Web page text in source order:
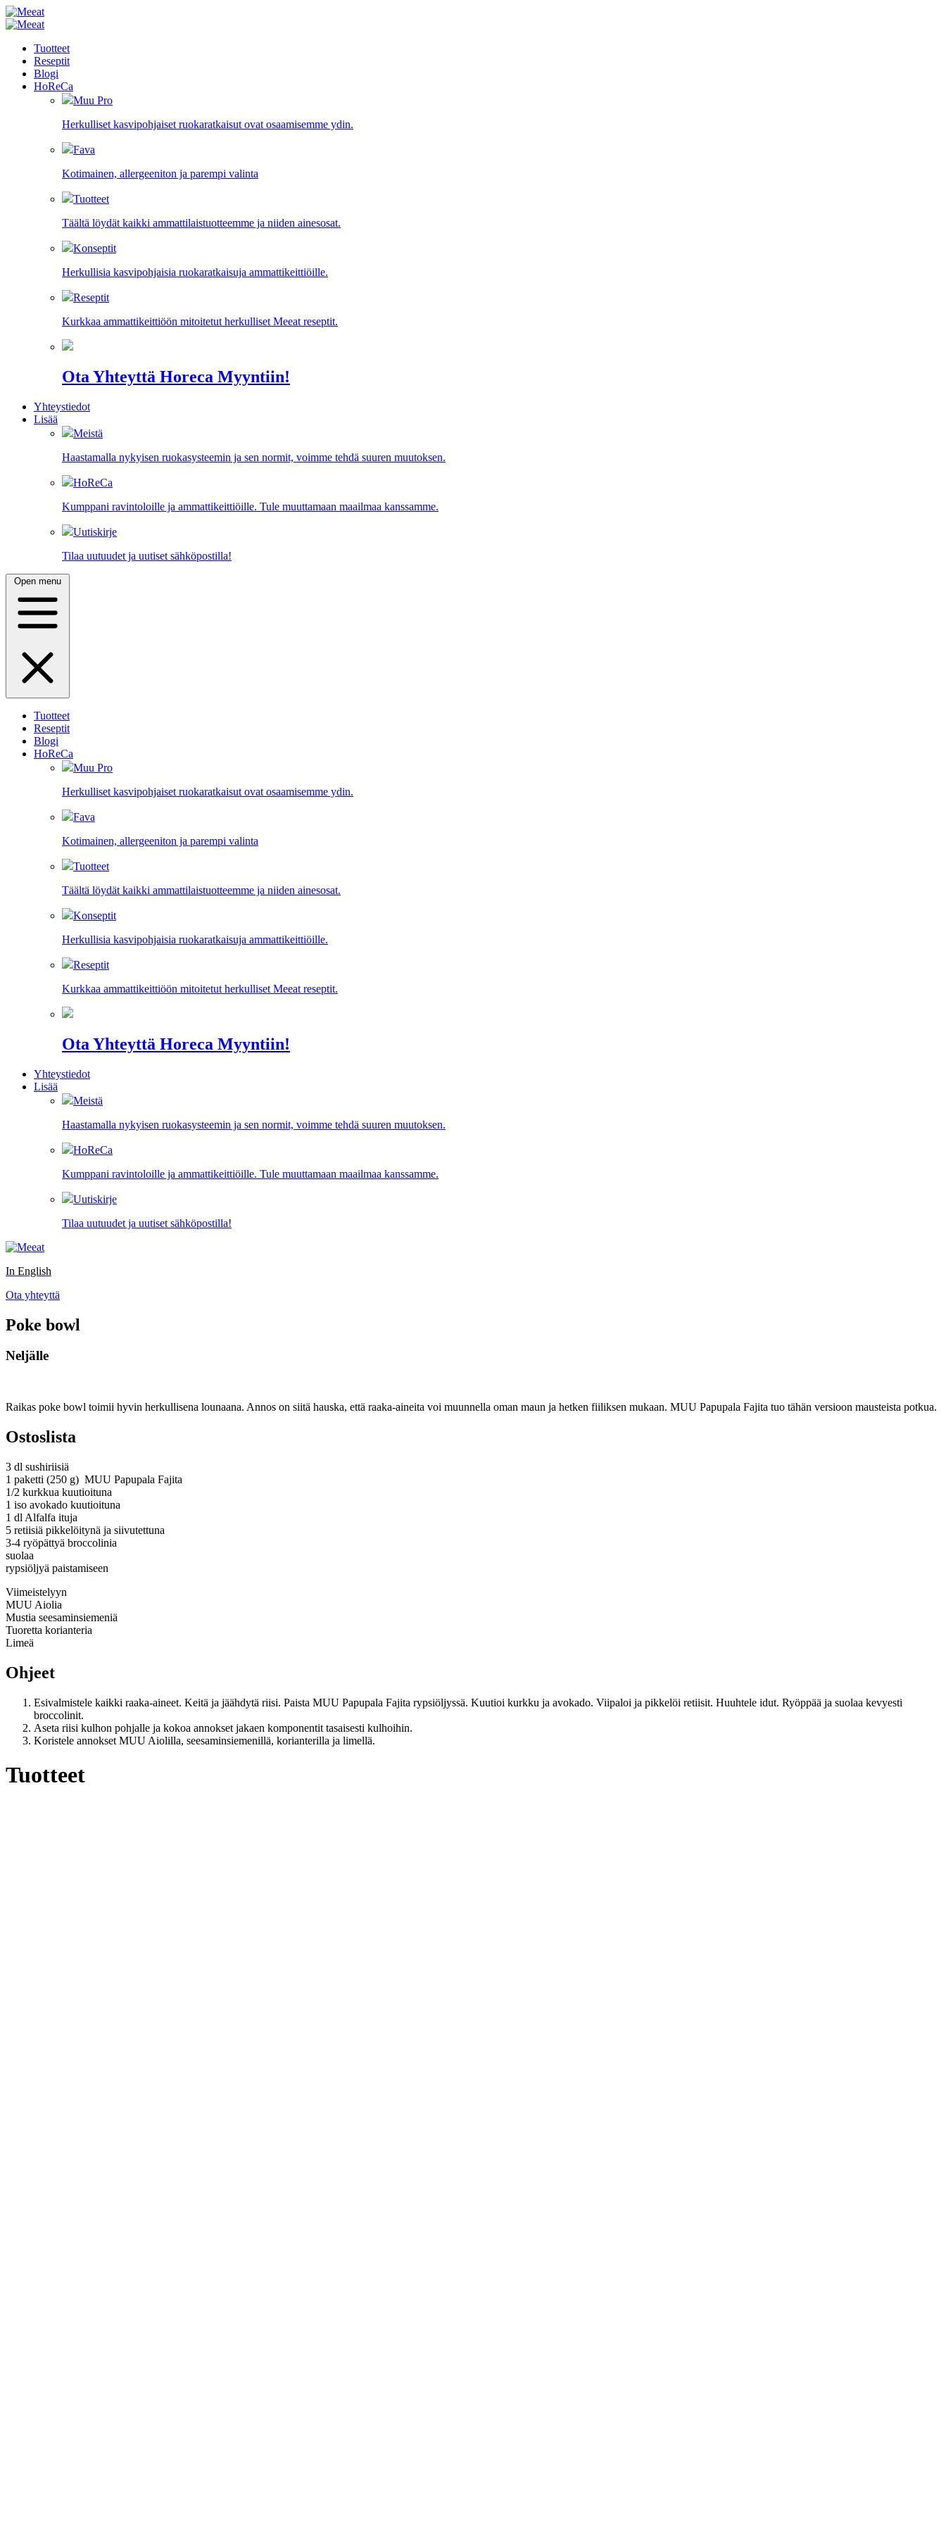
Tuotteet
Reseptit
Blogi
HoReCa
Muu Pro
Herkulliset kasvipohjaiset ruokaratkaisut ovat osaamisemme ydin.
Fava
Kotimainen, allergeeniton ja parempi valinta
Tuotteet
Täältä löydät kaikki ammattilaistuotteemme ja niiden ainesosat.
Konseptit
Herkullisia kasvipohjaisia ruokaratkaisuja ammattikeittiöille.
Reseptit
Kurkkaa ammattikeittiöön mitoitetut herkulliset Meeat reseptit.
Ota Yhteyttä Horeca Myyntiin!
Yhteystiedot
Lisää
Meistä
Haastamalla nykyisen ruokasysteemin ja sen normit, voimme tehdä suuren muutoksen.
HoReCa
Kumppani ravintoloille ja ammattikeittiöille. Tule muuttamaan maailmaa kanssamme.
Uutiskirje
Tilaa uutuudet ja uutiset sähköpostilla!
Open menu
Tuotteet
Reseptit
Blogi
HoReCa
Muu Pro
Herkulliset kasvipohjaiset ruokaratkaisut ovat osaamisemme ydin.
Fava
Kotimainen, allergeeniton ja parempi valinta
Tuotteet
Täältä löydät kaikki ammattilaistuotteemme ja niiden ainesosat.
Konseptit
Herkullisia kasvipohjaisia ruokaratkaisuja ammattikeittiöille.
Reseptit
Kurkkaa ammattikeittiöön mitoitetut herkulliset Meeat reseptit.
Ota Yhteyttä Horeca Myyntiin!
Yhteystiedot
Lisää
Meistä
Haastamalla nykyisen ruokasysteemin ja sen normit, voimme tehdä suuren muutoksen.
HoReCa
Kumppani ravintoloille ja ammattikeittiöille. Tule muuttamaan maailmaa kanssamme.
Uutiskirje
Tilaa uutuudet ja uutiset sähköpostilla!
In English
Ota yhteyttä
Poke bowl
Neljälle
Raikas poke bowl toimii hyvin herkullisena lounaana. Annos on siitä hauska, että raaka-aineita voi muunnella oman maun ja hetken fiiliksen mukaan. MUU Papupala Fajita tuo tähän versioon mausteista potkua.
Ostoslista
3 dl sushiriisiä
1 paketti (250 g) MUU Papupala Fajita
1/2 kurkkua kuutioituna
1 iso avokado kuutioituna
1 dl Alfalfa ituja
5 retiisiä pikkelöitynä ja siivutettuna
3-4 ryöpättyä broccolinia
suolaa
rypsiöljyä paistamiseen
Viimeistelyyn
MUU Aiolia
Mustia seesaminsiemeniä
Tuoretta korianteria
Limeä
Ohjeet
Esivalmistele kaikki raaka-aineet. Keitä ja jäähdytä riisi. Paista MUU Papupala Fajita rypsiöljyssä. Kuutioi kurkku ja avokado. Viipaloi ja pikkelöi retiisit. Huuhtele idut. Ryöppää ja suolaa kevyesti
broccolinit.
Aseta riisi kulhon pohjalle ja kokoa annokset jakaen komponentit tasaisesti kulhoihin.
Koristele annokset MUU Aiolilla, seesaminsiemenillä, korianterilla ja limellä.
Tuotteet